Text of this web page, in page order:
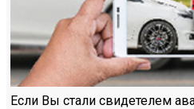
Если Вы стали свидетелем